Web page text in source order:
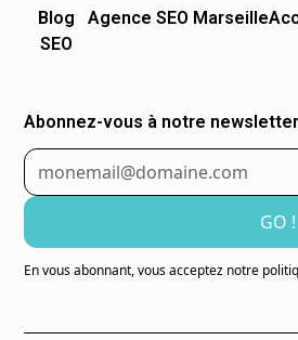
Blog
SEO
Agence SEO Marseille
Abonnez-vous à notre newsletter
En vous abonnant, vous acceptez notre